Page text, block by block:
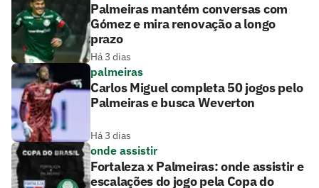
Palmeiras mantém conversas com
Gómez e mira renovação a longo
prazo
Há 3 dias
palmeiras
Carlos Miguel completa 50 jogos pelo
Palmeiras e busca Weverton
Há 3 dias
onde assistir
Fortaleza x Palmeiras: onde assistir e
escalações do jogo pela Copa do